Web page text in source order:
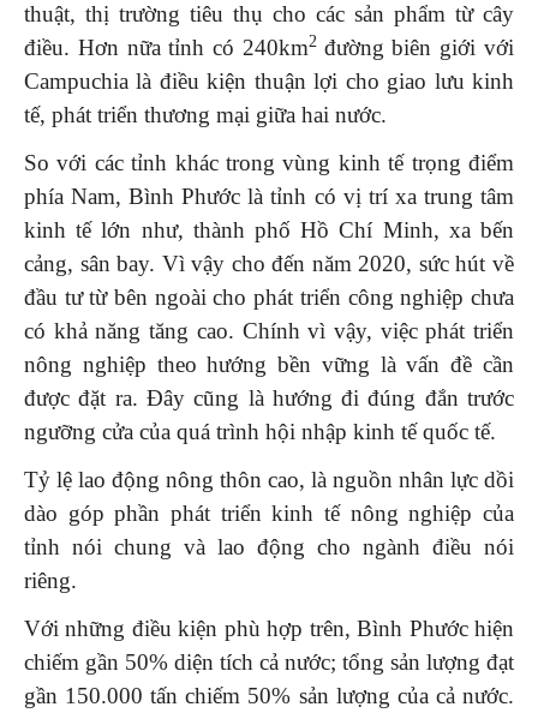
thuật, thị trường tiêu thụ cho các sản phẩm từ cây
điều. Hơn nữa tỉnh có 240km2 đường biên giới với
Campuchia là điều kiện thuận lợi cho giao lưu kinh
tế, phát triển thương mại giữa hai nước.
So với các tỉnh khác trong vùng kinh tế trọng điểm
phía Nam, Bình Phước là tỉnh có vị trí xa trung tâm
kinh tế lớn như, thành phố Hồ Chí Minh, xa bến
cảng, sân bay. Vì vậy cho đến năm 2020, sức hút về
đầu tư từ bên ngoài cho phát triển công nghiệp chưa
có khả năng tăng cao. Chính vì vậy, việc phát triển
nông nghiệp theo hướng bền vững là vấn đề cần
được đặt ra. Đây cũng là hướng đi đúng đắn trước
ngưỡng cửa của quá trình hội nhập kinh tế quốc tế.
Tỷ lệ lao động nông thôn cao, là nguồn nhân lực dồi
dào góp phần phát triển kinh tế nông nghiệp của
tỉnh nói chung và lao động cho ngành điều nói
riêng.
Với những điều kiện phù hợp trên, Bình Phước hiện
chiếm gần 50% diện tích cả nước; tổng sản lượng đạt
gần 150.000 tấn chiếm 50% sản lượng của cả nước.